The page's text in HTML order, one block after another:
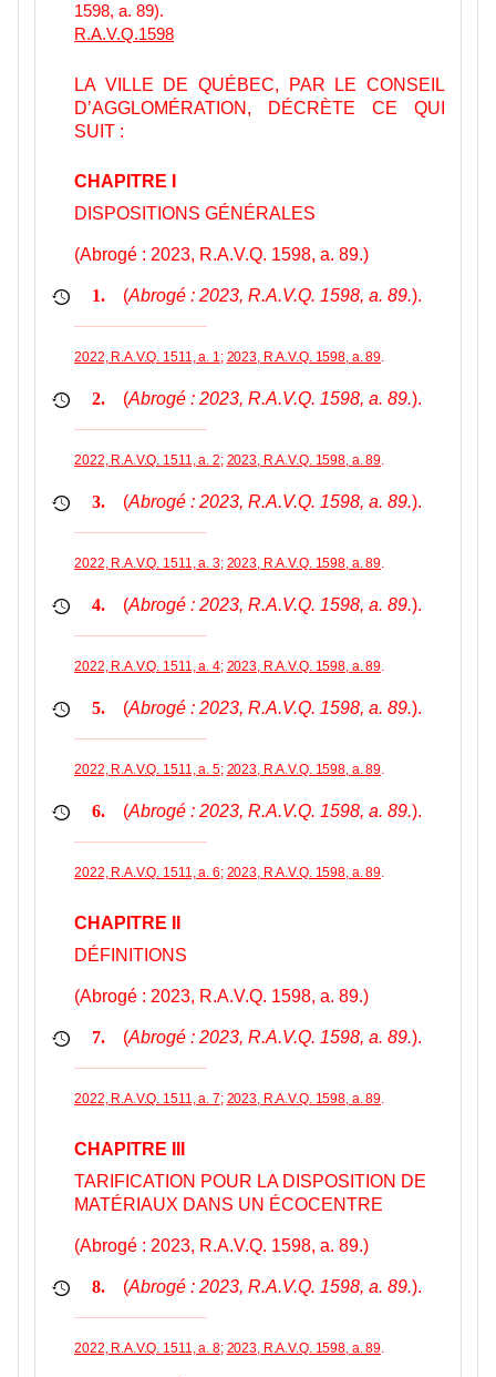
1598, a. 89).
R.A.V.Q.1598
LA VILLE DE QUÉBEC, PAR LE CONSEIL
D’AGGLOMÉRATION, DÉCRÈTE CE QUI
SUIT :
CHAPITRE I
DISPOSITIONS GÉNÉRALES
(Abrogé : 2023, R.A.V.Q. 1598, a. 89.)
1. (Abrogé : 2023, R.A.V.Q. 1598, a. 89.).
2022, R.A.V.Q. 1511, a. 1 ; 2023, R.A.V.Q. 1598, a. 89
2. (Abrogé : 2023, R.A.V.Q. 1598, a. 89.).
2022, R.A.V.Q. 1511, a. 2; 2023, R.A.V.Q. 1598, a. 89
3. (Abrogé : 2023, R.A.V.Q. 1598, a. 89.).
2022, R.A.V.Q. 1511, a. 3; 2023, R.A.V.Q. 1598, a. 89
4. (Abrogé : 2023, R.A.V.Q. 1598, a. 89.).
2022, R.A.V.Q. 1511, a. 4; 2023, R.A.V.Q. 1598, a. 89
5. (Abrogé : 2023, R.A.V.Q. 1598, a. 89.).
2022, R.A.V.Q. 1511, a. 5; 2023, R.A.V.Q. 1598, a. 89
6. (Abrogé : 2023, R.A.V.Q. 1598, a. 89.).
2022, R.A.V.Q. 1511, a. 6; 2023, R.A.V.Q. 1598, a. 89
CHAPITRE II
DÉFINITIONS
(Abrogé : 2023, R.A.V.Q. 1598, a. 89.)
7. (Abrogé : 2023, R.A.V.Q. 1598, a. 89.).
2022, R.A.V.Q. 1511, a. 7; 2023, R.A.V.Q. 1598, a. 89
CHAPITRE III
TARIFICATION POUR LA DISPOSITION DE
MATÉRIAUX DANS UN ÉCOCENTRE
(Abrogé : 2023, R.A.V.Q. 1598, a. 89.)
8. (Abrogé : 2023, R.A.V.Q. 1598, a. 89.).
2022, R.A.V.Q. 1511, a. 8; 2023, R.A.V.Q. 1598, a. 89